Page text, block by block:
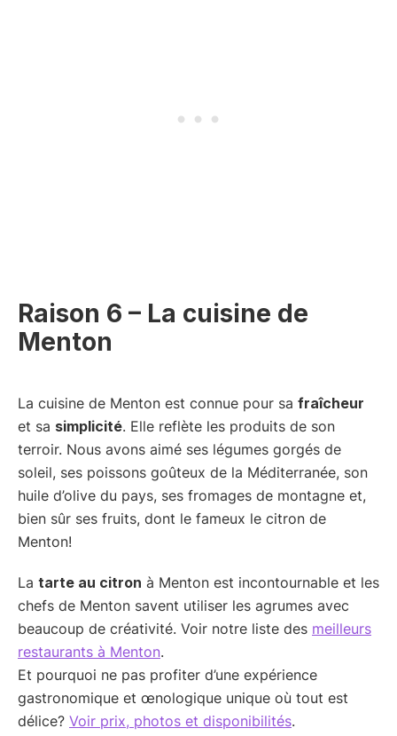
Raison 6 – La cuisine de
Menton
La cuisine de Menton est connue pour sa fraîcheur
et sa simplicité. Elle reflète les produits de son
terroir. Nous avons aimé ses légumes gorgés de
soleil, ses poissons goûteux de la Méditerranée, son
huile d’olive du pays, ses fromages de montagne et,
bien sûr ses fruits, dont le fameux le citron de
Menton!
La tarte au citron à Menton est incontournable et les
chefs de Menton savent utiliser les agrumes avec
beaucoup de créativité. Voir notre liste des meilleurs
restaurants à Menton.
Et pourquoi ne pas profiter d’une expérience
gastronomique et œnologique unique où tout est
délice? Voir prix, photos et disponibilités.